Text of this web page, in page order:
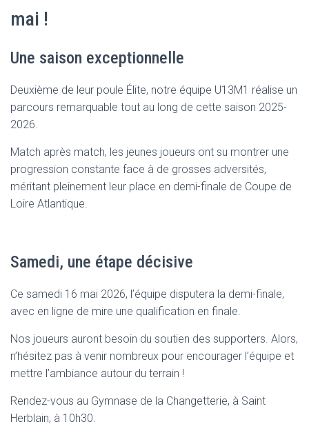
mai !
Une saison exceptionnelle
Deuxième de leur poule Élite, notre équipe U13M1 réalise un
parcours remarquable tout au long de cette saison 2025-
2026.
Match après match, les jeunes joueurs ont su montrer une
progression constante face à de grosses adversités,
méritant pleinement leur place en demi-finale de Coupe de
Loire Atlantique.
Samedi, une étape décisive
Ce samedi 16 mai 2026, l’équipe disputera la demi-finale,
avec en ligne de mire une qualification en finale.
Nos joueurs auront besoin du soutien des supporters. Alors,
n’hésitez pas à venir nombreux pour encourager l’équipe et
mettre l’ambiance autour du terrain !
Rendez-vous au Gymnase de la Changetterie, à Saint
Herblain, à 10h30.